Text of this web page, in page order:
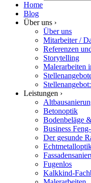
Home
Blog
Über uns ›
Über uns
Mitarbeiter /
Referenzen
Storytelling
Malerarbeiten
Leistungen ›
Betonoptik
Bodenbeläge
Business
Der gesunde
Fugenlos
Kalkkind-